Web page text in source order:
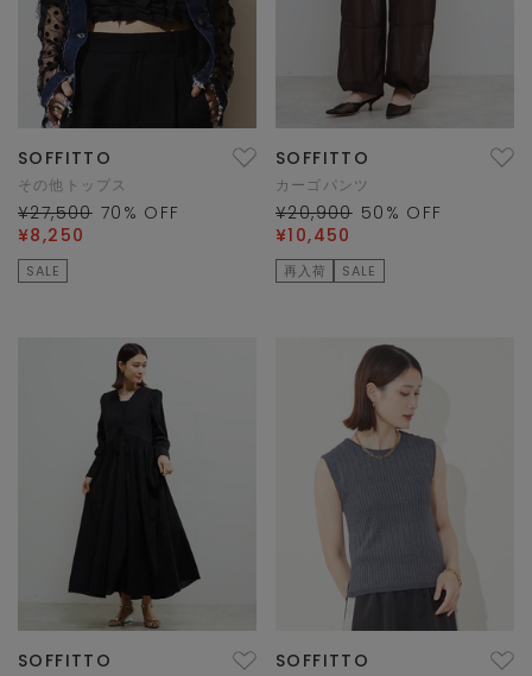
SOFFITTO
その他トップス
¥27,500 70 % OFF
¥8,250
SALE
SOFFITTO
カーゴパンツ
¥20,900 50 % OFF
¥10,450
再入荷 SALE
SOFFITTO SOFFITTO